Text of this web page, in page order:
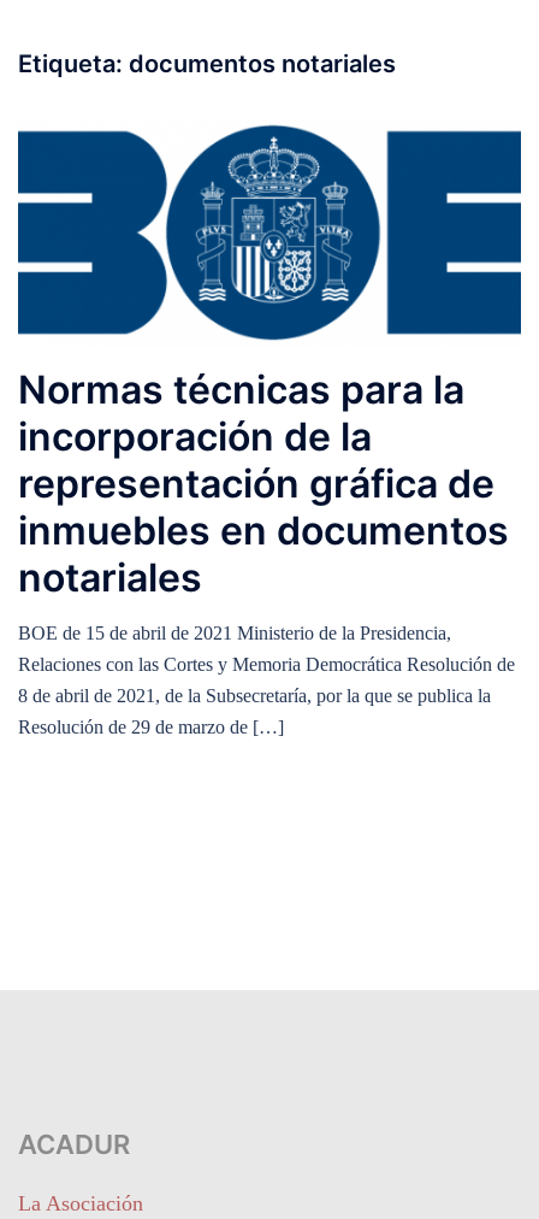
Etiqueta: documentos notariales
Normas técnicas para la
incorporación de la
representación gráfica de
inmuebles en documentos
notariales
BOE de 15 de abril de 2021 Ministerio de la Presidencia,
Relaciones con las Cortes y Memoria Democrática Resolución de
8 de abril de 2021, de la Subsecretaría, por la que se publica la
Resolución de 29 de marzo de […]
ACADUR
La Asociación